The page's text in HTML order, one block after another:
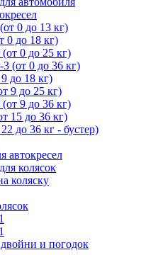
0 до 13 кг)
0 до 18 кг)
0 до 25 кг)
(от 0 до 36 кг)
до 18 кг)
9 до 25 кг)
9 до 36 кг)
15 до 36 кг)
до 36 кг - бустер)
автокресел
колясок
коляску
и погодок